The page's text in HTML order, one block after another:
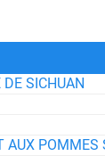
SICHUAN
AUX POMMES